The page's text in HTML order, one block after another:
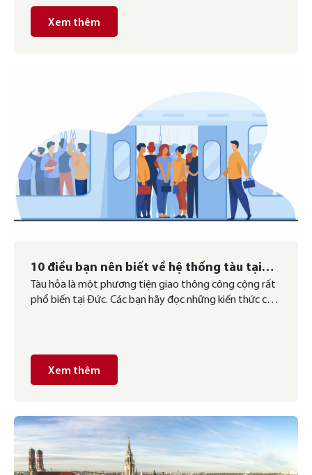
Xem thêm
10 điều bạn nên biết về hệ thống tàu tại
Đức
Tàu hỏa là một phương tiện giao thông công cộng rất
phổ biến tại Đức. Các bạn hãy đọc những kiến thức cơ
Xem thêm